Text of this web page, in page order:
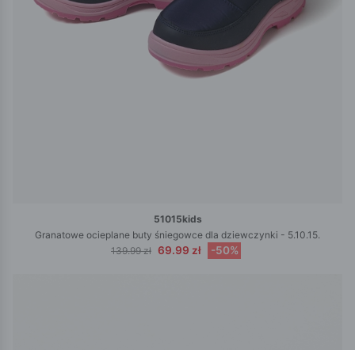
51015kids
Granatowe ocieplane buty śniegowce dla dziewczynki - 5.10.15.
139.99 zł 69.99 zł -50%